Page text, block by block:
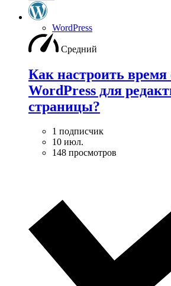
WordPress
Средний
Как настроить время
WordPress для
страницы?
1 подписчик
10 июл.
148 просмотров